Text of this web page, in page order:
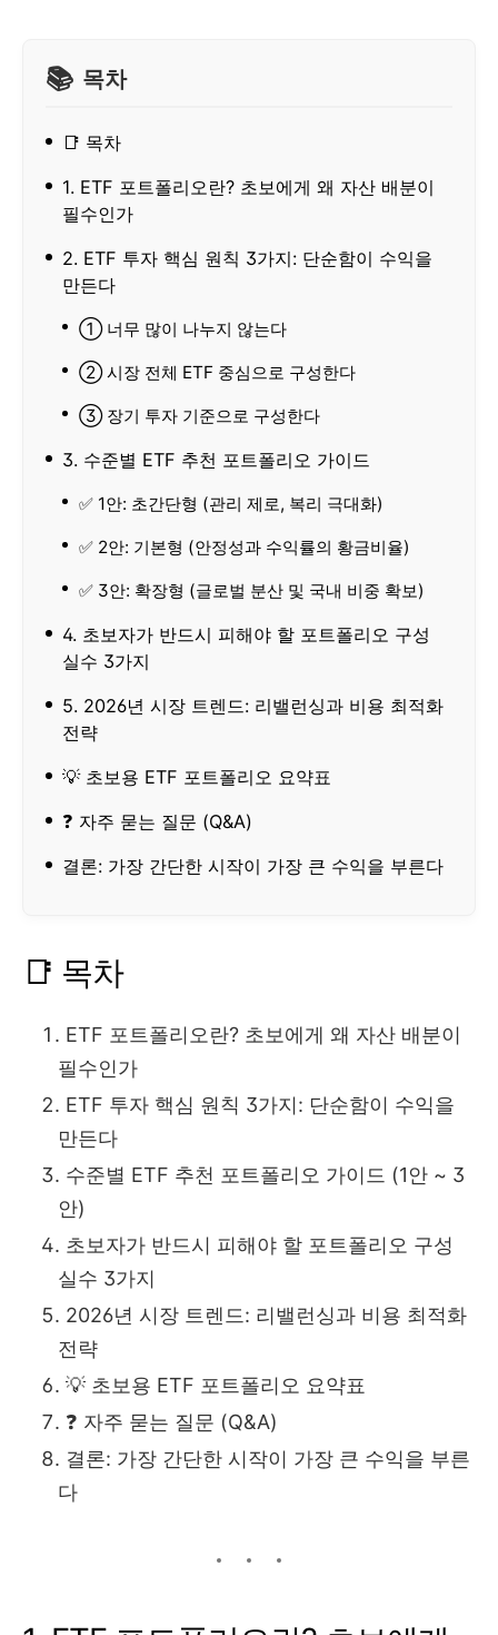
목차
📑 목차
1. ETF 포트폴리오란? 초보에게 왜 자산 배분이
필수인가
2. ETF 투자 핵심 원칙 3가지: 단순함이 수익을
만든다
① 너무 많이 나누지 않는다
② 시장 전체 ETF 중심으로 구성한다
③ 장기 투자 기준으로 구성한다
3. 수준별 ETF 추천 포트폴리오 가이드
✅ 1안: 초간단형 (관리 제로, 복리 극대화)
✅ 2안: 기본형 (안정성과 수익률의 황금비율)
✅ 3안: 확장형 (글로벌 분산 및 국내 비중 확보)
4. 초보자가 반드시 피해야 할 포트폴리오 구성
실수 3가지
5. 2026년 시장 트렌드: 리밸런싱과 비용 최적화
전략
💡 초보용 ETF 포트폴리오 요약표
❓ 자주 묻는 질문 (Q&A)
결론: 가장 간단한 시작이 가장 큰 수익을 부른다
📑 목차
ETF 포트폴리오란? 초보에게 왜 자산 배분이
필수인가
ETF 투자 핵심 원칙 3가지: 단순함이 수익을
만든다
수준별 ETF 추천 포트폴리오 가이드 (1안 ~ 3
안)
초보자가 반드시 피해야 할 포트폴리오 구성
실수 3가지
2026년 시장 트렌드: 리밸런싱과 비용 최적화
전략
💡 초보용 ETF 포트폴리오 요약표
❓ 자주 묻는 질문 (Q&A)
결론: 가장 간단한 시작이 가장 큰 수익을 부른
다